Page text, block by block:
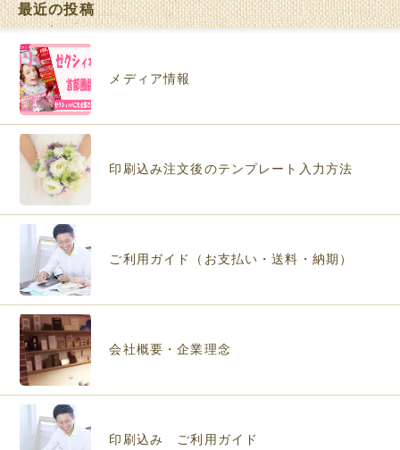
最近の投稿
メディア情報
印刷込み注文後のテンプレート入力方法
ご利用ガイド（お支払い・送料・納期）
会社概要・企業理念
印刷込み ご利用ガイド